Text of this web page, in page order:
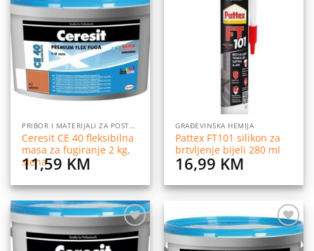
Dodaj
na
listu
želja
PRIBOR I MATERIJALI ZA POSTAVLJANJE PLOČICA
Ceresit CE 40 fleksibilna
masa za fugiranje 2 kg,
siena
11,59 KM
GRAĐEVINSKA HEMIJA
Pattex FT101 silikon za
brtvljenje bijeli 280 ml
16,99 KM
Dodaj
Dodaj
na